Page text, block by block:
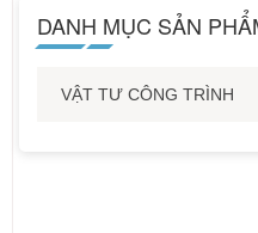
DANH MỤC SẢN
VẬT TƯ CÔNG TRÌNH